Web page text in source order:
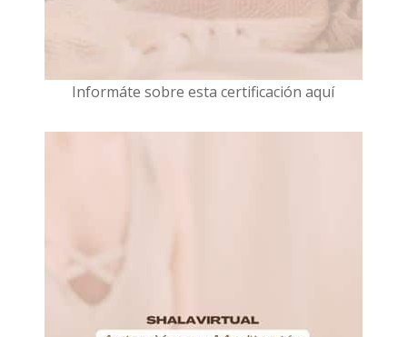
Informáte sobre esta certificación aquí